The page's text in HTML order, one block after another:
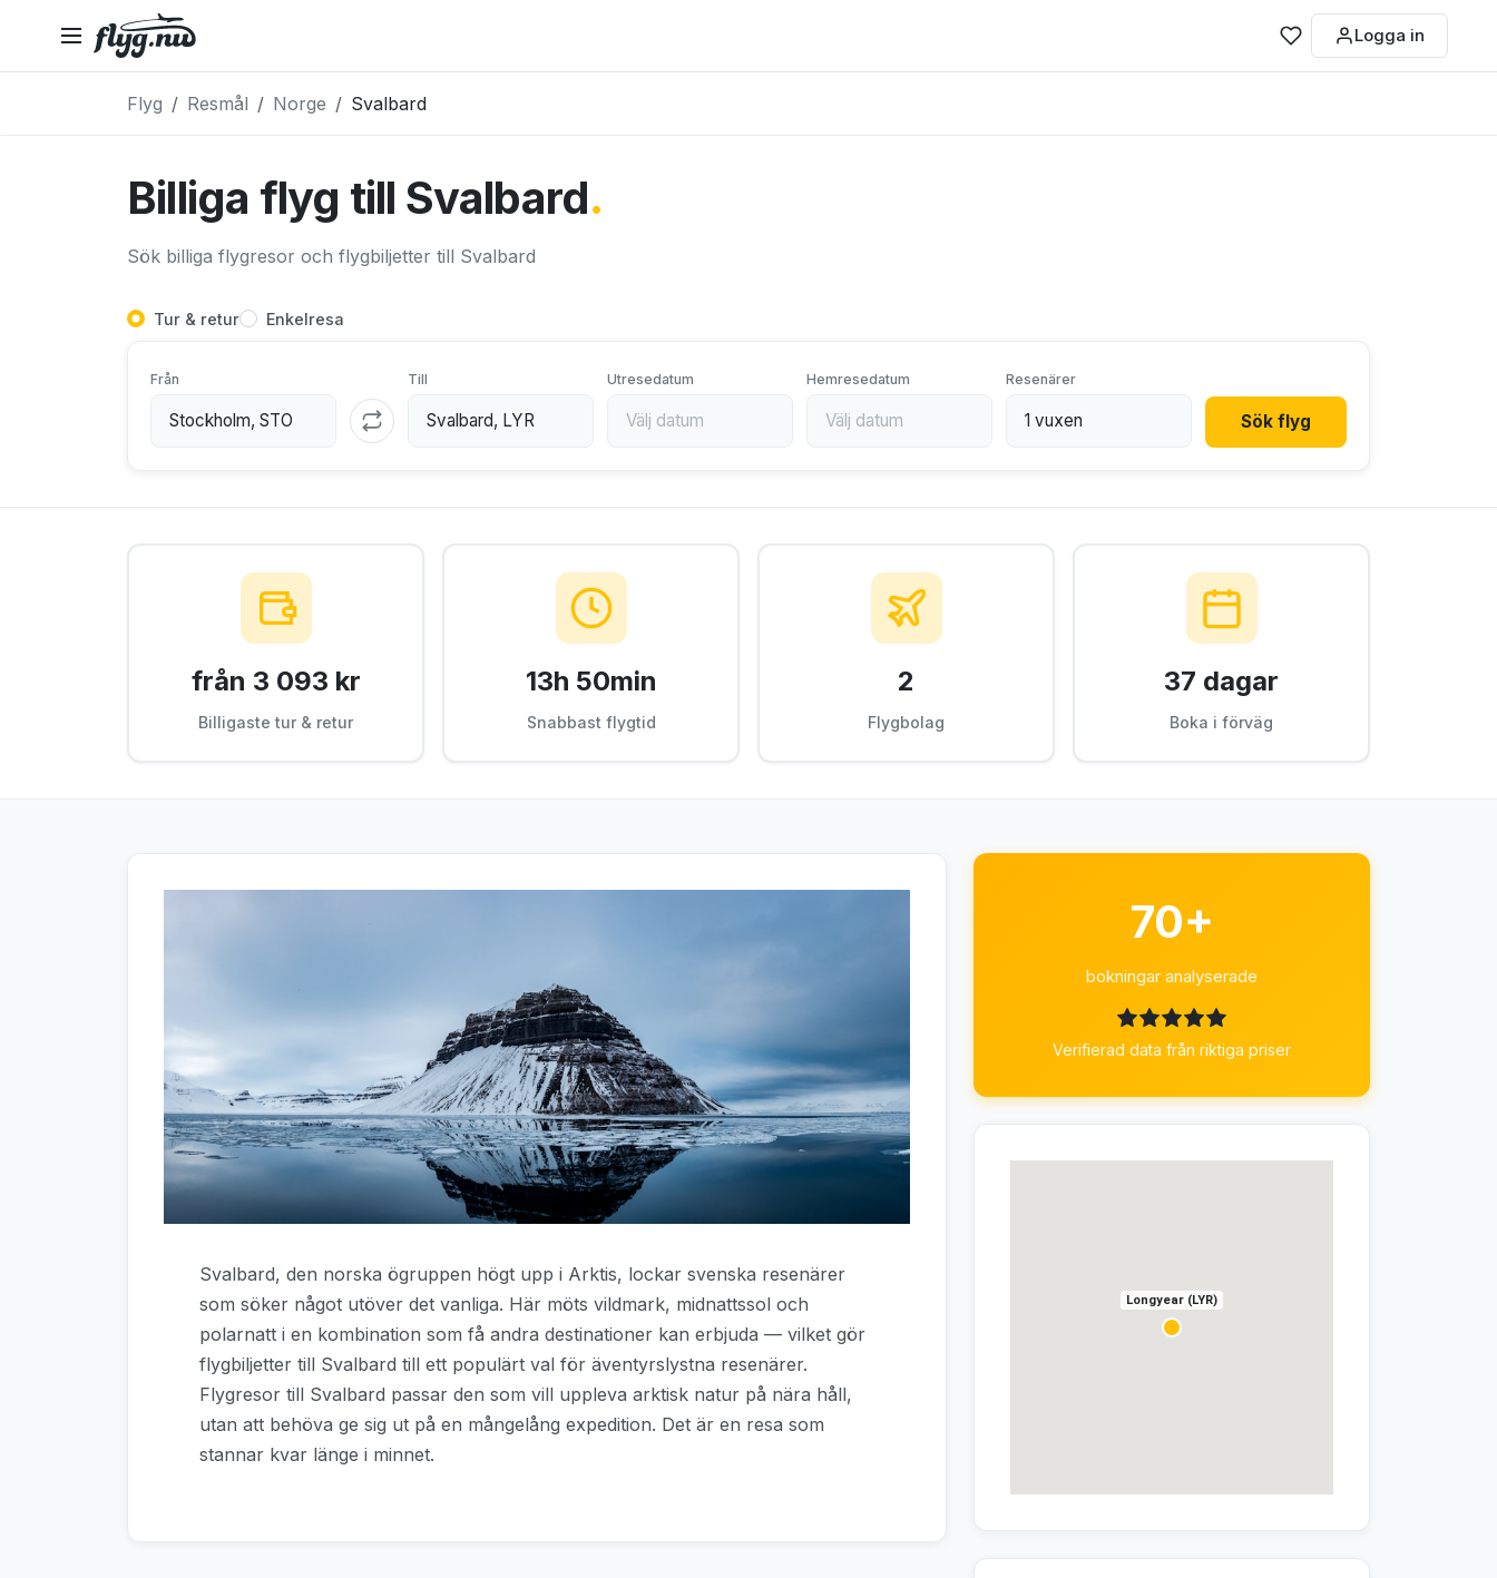
Logga in
Flyg Resmål Norge Svalbard
Billiga flyg till Svalbard.
Sök billiga flygresor och flygbiljetter till Svalbard
Tur & retur Enkelresa
Från Till Utresedatum Hemresedatum Resenärer
Sök flyg
från 3 093 kr
Billigaste tur & retur
13h 50min
Snabbast flygtid
2
Flygbolag
37 dagar
Boka i förväg
Svalbard, den norska ögruppen högt upp i Arktis, lockar svenska resenärer
som söker något utöver det vanliga. Här möts vildmark, midnattssol och
polarnatt i en kombination som få andra destinationer kan erbjuda — vilket gör
flygbiljetter till Svalbard till ett populärt val för äventyrslystna resenärer.
Flygresor till Svalbard passar den som vill uppleva arktisk natur på nära håll,
utan att behöva ge sig ut på en mångelång expedition. Det är en resa som
stannar kvar länge i minnet.
70+
bokningar analyserade
Verifierad data från riktiga priser
Longyear (LYR)